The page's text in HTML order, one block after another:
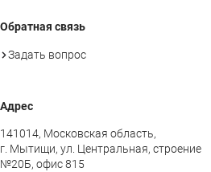
Обратная связь
Задать вопрос
Адрес
141014, Московская область,
г. Мытищи, ул. Центральная, строение
№20Б, офис 815